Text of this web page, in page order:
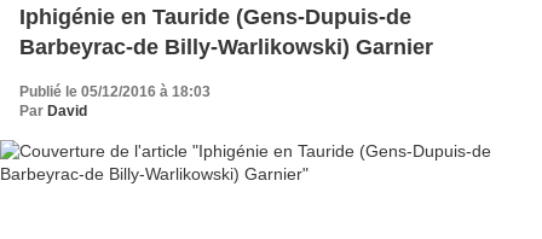
Iphigénie en Tauride (Gens-Dupuis-de
Barbeyrac-de Billy-Warlikowski) Garnier
Publié le 05/12/2016 à 18:03
Par David